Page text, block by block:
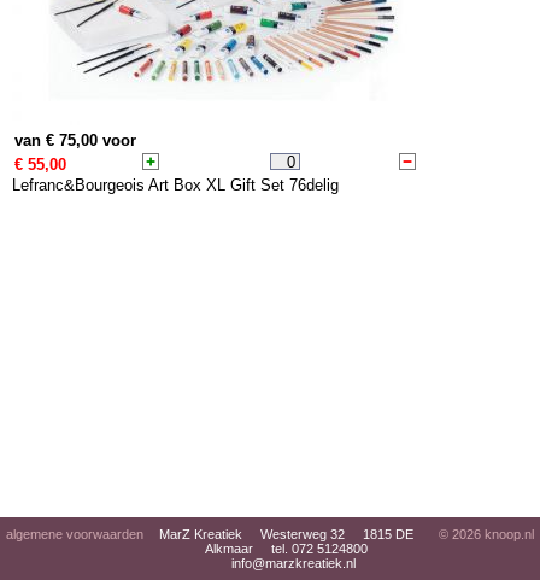
van € 75,00 voor
€ 55,00
Lefranc&Bourgeois Art Box XL Gift Set 76delig
algemene voorwaarden
MarZ Kreatiek Westerweg 32 1815 DE
Alkmaar tel. 072 5124800
info@marzkreatiek.nl
© 2026 knoop.nl